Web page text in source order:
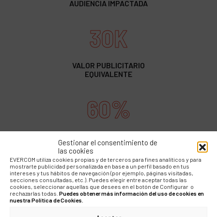
Gestionar el consentimiento de
las cookies
EVERCOM utiliza cookies propias y de terceros para fines analíticos y para
mostrarte publicidad personalizada en base a un perfil basado en tus
intereses y tus hábitos de navegación (por ejemplo, páginas visitadas,
secciones consultadas, etc.). Puedes elegir entre aceptar todas las
cookies, seleccionar aquellas que desees en el botón de Configurar o
rechazarlas todas. Puedes obtener más información del uso de cookies en
nuestra Política de Cookies.
AUDIENCIA IMPACTADA
30K
VALOR PUBLICITARIO
EQUIVALENTE
60%